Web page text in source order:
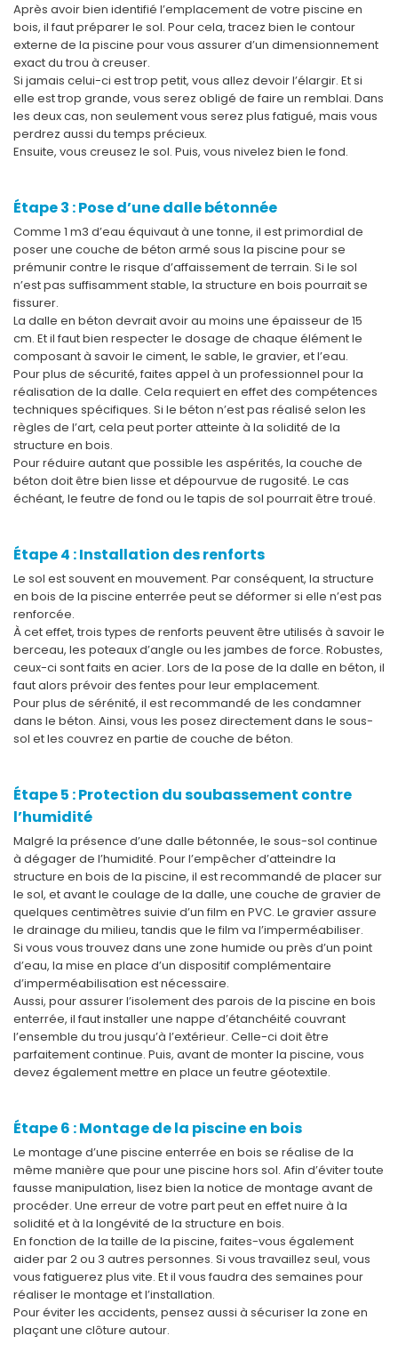
Après avoir bien identifié l’emplacement de votre piscine en
bois, il faut préparer le sol. Pour cela, tracez bien le contour
externe de la piscine pour vous assurer d’un dimensionnement
exact du trou à creuser.
Si jamais celui-ci est trop petit, vous allez devoir l’élargir. Et si
elle est trop grande, vous serez obligé de faire un remblai. Dans
les deux cas, non seulement vous serez plus fatigué, mais vous
perdrez aussi du temps précieux.
Ensuite, vous creusez le sol. Puis, vous nivelez bien le fond.
Étape 3 : Pose d’une dalle bétonnée
Comme 1 m3 d’eau équivaut à une tonne, il est primordial de
poser une couche de béton armé sous la piscine pour se
prémunir contre le risque d’affaissement de terrain. Si le sol
n’est pas suffisamment stable, la structure en bois pourrait se
fissurer.
La dalle en béton devrait avoir au moins une épaisseur de 15
cm. Et il faut bien respecter le dosage de chaque élément le
composant à savoir le ciment, le sable, le gravier, et l’eau.
Pour plus de sécurité, faites appel à un professionnel pour la
réalisation de la dalle. Cela requiert en effet des compétences
techniques spécifiques. Si le béton n’est pas réalisé selon les
règles de l’art, cela peut porter atteinte à la solidité de la
structure en bois.
Pour réduire autant que possible les aspérités, la couche de
béton doit être bien lisse et dépourvue de rugosité. Le cas
échéant, le feutre de fond ou le tapis de sol pourrait être troué.
Étape 4 : Installation des renforts
Le sol est souvent en mouvement. Par conséquent, la structure
en bois de la piscine enterrée peut se déformer si elle n’est pas
renforcée.
À cet effet, trois types de renforts peuvent être utilisés à savoir le
berceau, les poteaux d’angle ou les jambes de force. Robustes,
ceux-ci sont faits en acier. Lors de la pose de la dalle en béton, il
faut alors prévoir des fentes pour leur emplacement.
Pour plus de sérénité, il est recommandé de les condamner
dans le béton. Ainsi, vous les posez directement dans le sous-
sol et les couvrez en partie de couche de béton.
Étape 5 : Protection du soubassement contre
l’humidité
Malgré la présence d’une dalle bétonnée, le sous-sol continue
à dégager de l’humidité. Pour l’empêcher d’atteindre la
structure en bois de la piscine, il est recommandé de placer sur
le sol, et avant le coulage de la dalle, une couche de gravier de
quelques centimètres suivie d’un film en PVC. Le gravier assure
le drainage du milieu, tandis que le film va l’imperméabiliser.
Si vous vous trouvez dans une zone humide ou près d’un point
d’eau, la mise en place d’un dispositif complémentaire
d’imperméabilisation est nécessaire.
Aussi, pour assurer l’isolement des parois de la piscine en bois
enterrée, il faut installer une nappe d’étanchéité couvrant
l’ensemble du trou jusqu’à l’extérieur. Celle-ci doit être
parfaitement continue. Puis, avant de monter la piscine, vous
devez également mettre en place un feutre géotextile.
Étape 6 : Montage de la piscine en bois
Le montage d’une piscine enterrée en bois se réalise de la
même manière que pour une piscine hors sol. Afin d’éviter toute
fausse manipulation, lisez bien la notice de montage avant de
procéder. Une erreur de votre part peut en effet nuire à la
solidité et à la longévité de la structure en bois.
En fonction de la taille de la piscine, faites-vous également
aider par 2 ou 3 autres personnes. Si vous travaillez seul, vous
vous fatiguerez plus vite. Et il vous faudra des semaines pour
réaliser le montage et l’installation.
Pour éviter les accidents, pensez aussi à sécuriser la zone en
plaçant une clôture autour.